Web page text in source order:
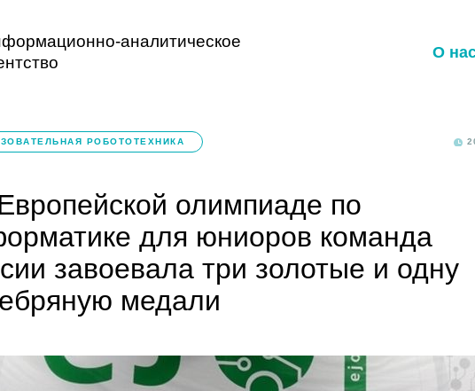
аналитическое
О
РОБОТОТЕХНИКА
олимпиаде по
для юниоров команда
завоевала три золотые и одну
медали